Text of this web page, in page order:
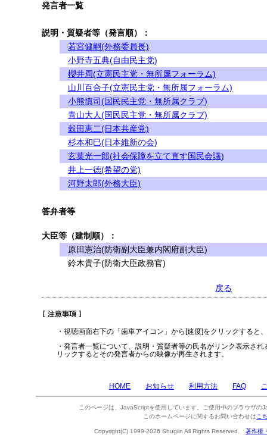
発言者一覧
説明・質疑者等（発言順）：
若宮健嗣(外務委員長)
小野寺五典(自由民主党)
櫻井周(立憲民主党・無所属フォーラム)
山川百合子(立憲民主党・無所属フォーラム)
小熊慎司(国民民主党・無所属クラブ)
青山大人(国民民主党・無所属クラブ)
穀田恵二(日本共産党)
杉本和巳(日本維新の会)
玄葉光一郎(社会保障を立て直す国民会議)
井上一徳(希望の党)
河野太郎(外務大臣)
答弁者等
大臣等（建制順）：
原田憲治(防衛副大臣兼内閣府副大臣)
鈴木貴子(防衛大臣政務官)
戻る
・視聴画面右下の「歯車アイコン」から[速度]をクリックすると
・発言者一覧について、説明・質疑者等の氏名がリンク表示さ
リックするとその発言者からの映像が再生されます。
HOME お知らせ 利用方法 FAQ
このページは、JavaScriptを使用しています。ご使用中のブラウザの
このホームページに関するお問い合わせは こ
Copyright(C) 1999-2026 Shugiin All Rights Reserved. 著作権